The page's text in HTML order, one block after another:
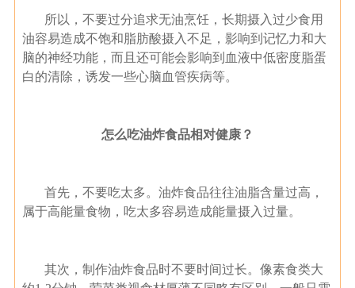
所以，不要过分追求无油烹饪，长期摄入过少食用
油容易造成不饱和脂肪酸摄入不足，影响到记忆力和大
脑的神经功能，而且还可能会影响到血液中低密度脂蛋
白的清除，诱发一些心脑血管疾病等。
怎么吃油炸食品相对健康？
首先，不要吃太多。油炸食品往往油脂含量过高，
属于高能量食物，吃太多容易造成能量摄入过量。
其次，制作油炸食品时不要时间过长。像素食类大